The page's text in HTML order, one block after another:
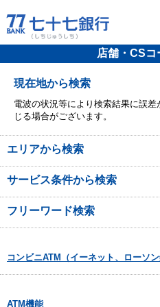
店舗・CSコ
現在地から検索
電波の状況等により検索結果に誤差
じる場合がございます。
エリアから検索
サービス条件から検索
フリーワード検索
コンビニATM（イーネット、ローソン
ATM機能